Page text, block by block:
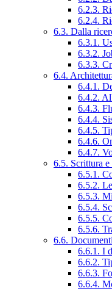
6.2.3.
6.2.4.
6.3. Dalla
6.3.1.
6.3.2.
6.3.3.
6.4.
6.4.1.
6.4.2.
6.4.3.
6.4.4.
6.4.5.
6.4.6.
6.4.7.
6.5. Scrittura
6.5.1.
6.5.2.
6.5.3.
6.5.4.
6.5.5.
6.5.6.
6.6. Documenti
6.6.1. I
6.6.2.
6.6.3.
6.6.4.